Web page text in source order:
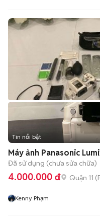
Tin nổi bật
Máy ảnh Panasonic
Đã sử dụng (chưa sửa chữa)
4.000.000 đ Quận 11 (
Kenny Phạm